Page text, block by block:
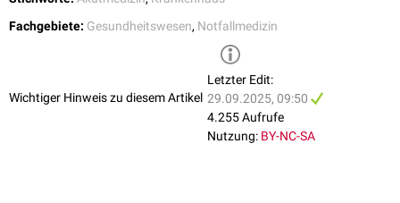
Fachgebiete: Gesundheitswesen, Notfallmedizin
Wichtiger Hinweis zu diesem Artikel
Letzter Edit:
29.09.2025, 09:50
4.255 Aufrufe
Nutzung: BY-NC-SA